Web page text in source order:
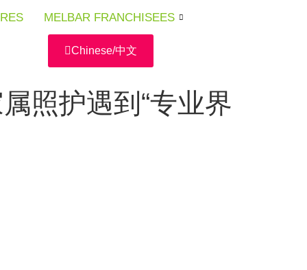
Chinese/中文
MELBAR FRANCHISEES
MELBAR FRANCHISEES
MELBAR FRANCHISEES
照护遇到“专业界